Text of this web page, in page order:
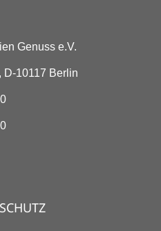
Genuss e.V.
D-10117 Berlin